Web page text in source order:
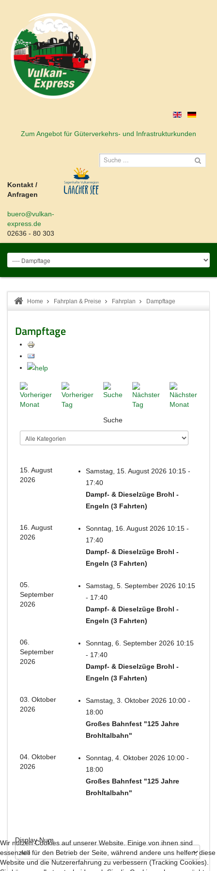
Zum Angebot für Güterverkehrs- und Infrastrukturkunden
Kontakt /
Anfragen
buero@vulkan-
express.de
02636 - 80 303
Home Fahrplan & Preise Fahrplan Dampftage
Dampftage
Suche
15. August
2026
Samstag, 15. August 2026 10:15 -
17:40
Dampf- & Dieselzüge Brohl -
Engeln (3 Fahrten)
16. August
2026
Sonntag, 16. August 2026 10:15 -
17:40
Dampf- & Dieselzüge Brohl -
Engeln (3 Fahrten)
05.
September
2026
Samstag, 5. September 2026 10:15
- 17:40
Dampf- & Dieselzüge Brohl -
Engeln (3 Fahrten)
06.
September
2026
Sonntag, 6. September 2026 10:15
- 17:40
Dampf- & Dieselzüge Brohl -
Engeln (3 Fahrten)
03. Oktober
2026
Samstag, 3. Oktober 2026 10:00 -
18:00
Großes Bahnfest "125 Jahre
Brohltalbahn"
04. Oktober
2026
Sonntag, 4. Oktober 2026 10:00 -
18:00
Großes Bahnfest "125 Jahre
Brohltalbahn"
Display Num
Wir nutzen Cookies auf unserer Website. Einige von ihnen sind
essenziell für den Betrieb der Seite, während andere uns helfen, diese
Website und die Nutzererfahrung zu verbessern (Tracking Cookies).